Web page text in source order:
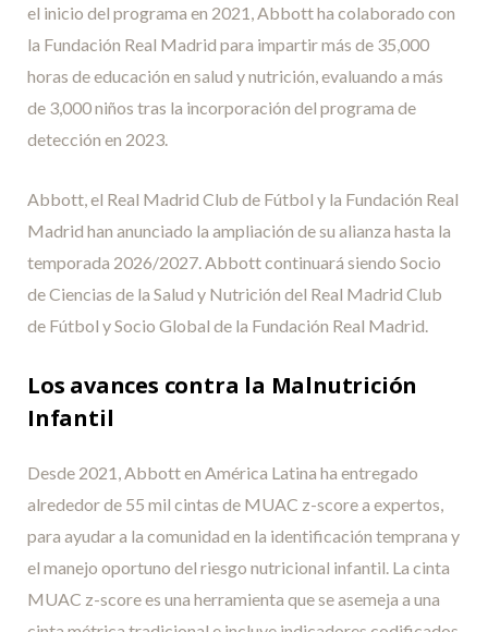
el inicio del programa en 2021, Abbott ha colaborado con
la Fundación Real Madrid para impartir más de 35,000
horas de educación en salud y nutrición, evaluando a más
de 3,000 niños tras la incorporación del programa de
detección en 2023.
Abbott, el Real Madrid Club de Fútbol y la Fundación Real
Madrid han anunciado la ampliación de su alianza hasta la
temporada 2026/2027. Abbott continuará siendo Socio
de Ciencias de la Salud y Nutrición del Real Madrid Club
de Fútbol y Socio Global de la Fundación Real Madrid.
Los avances contra la Malnutrición
Infantil
Desde 2021, Abbott en América Latina ha entregado
alrededor de 55 mil cintas de MUAC z-score a expertos,
para ayudar a la comunidad en la identificación temprana y
el manejo oportuno del riesgo nutricional infantil. La cinta
MUAC z-score es una herramienta que se asemeja a una